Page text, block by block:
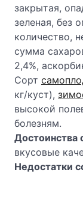
закрытая,
зеленая, без
количество,
сумма
2,4%,
Сорт
кг/куст),
высокой
болезням.
Достоинства
вкусовые
Недостатки